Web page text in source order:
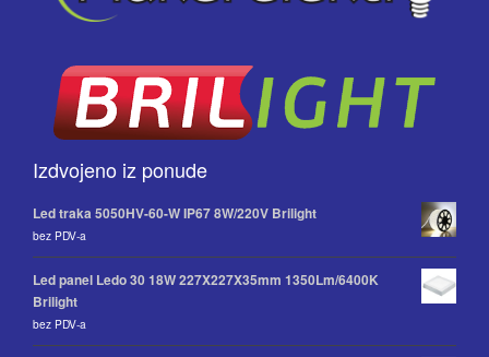
Izdvojeno iz ponude
Led traka 5050HV-60-W IP67 8W/220V Brilight
bez PDV-a
Led panel Ledo 30 18W 227X227X35mm 1350Lm/6400K
Brilight
bez PDV-a